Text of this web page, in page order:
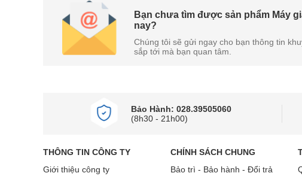
Máy giặtđược trang bị bảng điều khiển song ngữ Anh –
mòn hiệu quả và tuổi thọ lâu dài trong quá trình sử dụng.
cần mất thời gian tùy chỉnh mỗi lần sử dụng.
Bạn chưa tìm được sản phẩm Máy
nay?
Chúng tôi sẽ gửi ngay cho bạn thông tin
sắp tới mà bạn quan tâm.
Bảo Hành: 028.39505060
(8h30 - 21h00)
THÔNG TIN CÔNG TY
Giới thiệu công ty
CHÍNH SÁCH CHUNG
Bảo trì - Bảo hành - Đổi trả